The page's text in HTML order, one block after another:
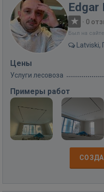
Edgar
· 0
Был на
Latviski,
Цены
Услуги лесовоза
Примеры работ